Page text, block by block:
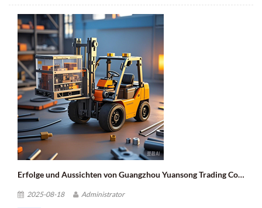
neuen Jahr wird GUANGZHOU YUANSONG TRADE CO., LTD Ihnen
weiterhin hochwertige Produkte und Dienstleistungen anbieten. Wir
wünschen Ihnen und Ihrer Familie ein frohes Frühlingsfest, viel Erfolg im
Beruf, ein harmonisches Familienleben und alles Gute! Hiermit wird die
Bekanntmachung veröffentlicht. GUANGZHOU YUANSONG TRADE CO.,
LTD Yuki Erscheinungsdatum: 10. Februar 2026
anlässlich des bevorstehenden Labor Day vom 1. bis 4. Mai 2025
geschlossen bleibt. Während dieser Zeit wird unser regulärer
Geschäftsbetrieb eingestellt und unser Büro wird nicht besetzt sein. Bei
dringenden Anliegen oder Fragen erreichen Sie uns gerne per E-Mail unter
[sunny@forklift-china.cc] oder per WhatsApp unter [+86 134 2881 8891].
Unser Team wird Ihre Nachrichten umgehend beantworten und sich um
Ihre Anliegen kümmern, sobald wir am 5. Mai 2025 unsere Arbeit wieder
aufnehmen. Wir entschuldigen uns aufrichtig für etwaige
Unannehmlichkeiten und danken Ihnen für Ihr Verständnis und Ihre
Geduld. Wir sind bestrebt, Ihnen den bestmöglichen Service zu bieten und
freuen uns darauf, Sie bald wieder bedienen zu dürfen. Ich wünsche Ihnen
einen wunderschönen und erholsamen Labor Day! Beste grüße, Yuki
GUANGZHOU YUANSONG TRADE CO., LTD
Erfolge und Aussichten von Guangzhou Yuansong Trading Co., Ltd. im Gabelstapler Ersatzteilegeschäft
2025-08-18 Administrator